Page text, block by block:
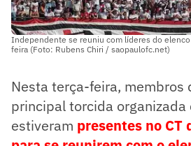
Independente se reuniu com líderes do elenco
feira (Foto: Rubens Chiri / saopaulofc.net)
Nesta terça-feira, membros
principal torcida organizada
estiveram presentes no CT